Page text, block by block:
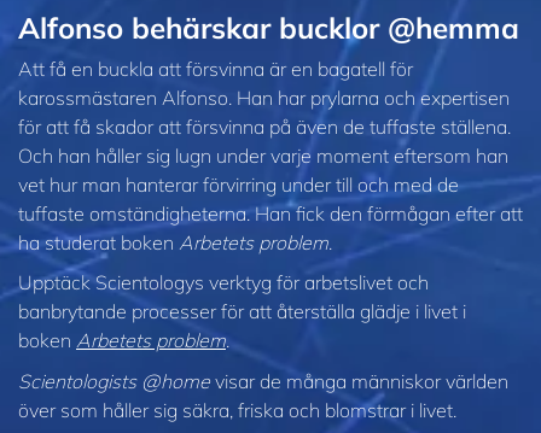
Alfonso behärskar bucklor @hemma
Att få en buckla att försvinna är en bagatell för
karossmästaren Alfonso. Han har prylarna och expertisen
för att få skador att försvinna på även de tuffaste ställena.
Och han håller sig lugn under varje moment eftersom han
vet hur man hanterar förvirring under till och med de
tuffaste omständigheterna. Han fick den förmågan efter att
ha studerat boken Arbetets problem
Upptäck Scientologys verktyg för arbetslivet och
banbrytande processer för att återställa glädje i livet i
boken Arbetets problem.
Scientologists @home visar de många människor världen
över som håller sig säkra, friska och blomstrar i livet.